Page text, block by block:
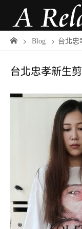
Blog 台北忠
台北忠孝新生